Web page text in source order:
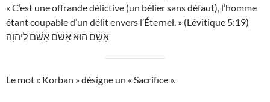
« C’est une offrande délictive (un bélier sans défaut), l’homme
étant coupable d’un délit envers l’Éternel. » (Lévitique 5:19)
אָשָׁם הוּא אָשֹׁם אָשַׁם לַיהוָה
Le mot « Korban » désigne un « Sacrifice ».